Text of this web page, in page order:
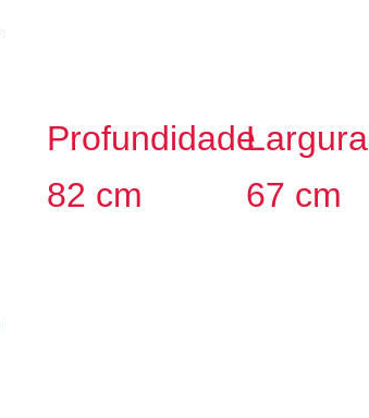
Profundidade
82 cm
Largura
67 cm